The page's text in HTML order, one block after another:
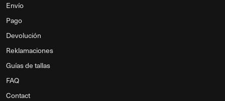
Envío
Pago
Devolución
Reklamaciones
Guías de tallas
FAQ
Contact